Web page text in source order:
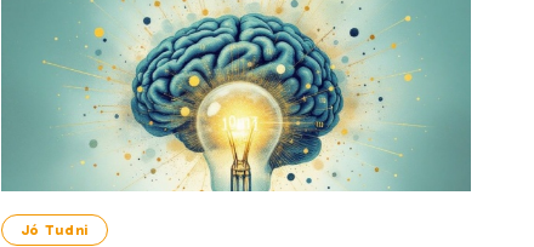
Jó Tudni